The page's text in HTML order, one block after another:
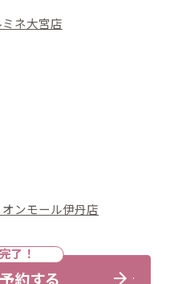
ミネ大宮店
オンモール伊丹店